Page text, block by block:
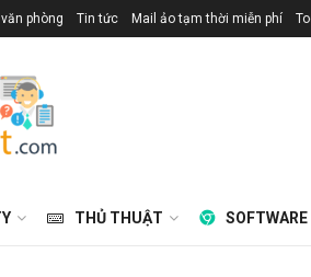
phòng Tin tức Mail ảo tạm thời miễn phí
THỦ THUẬT SOFTWARE